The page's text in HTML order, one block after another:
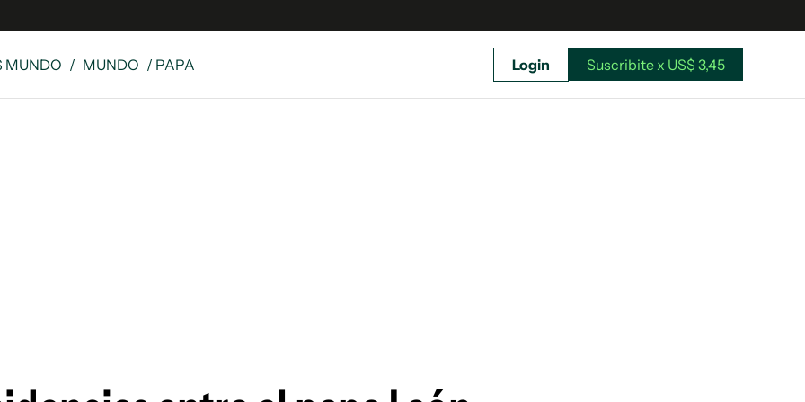
MUNDO / MUNDO / PAPA Login Suscribite x US$ 3,45